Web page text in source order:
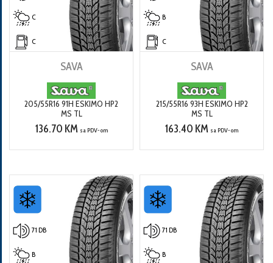
C
C
SAVA
205/55R16 91H ESKIMO HP2
MS TL
136.70 KM sa PDV-om
B
C
SAVA
215/55R16 93H ESKIMO HP2
MS TL
163.40 KM sa PDV-om
71 DB
B
71 DB
B